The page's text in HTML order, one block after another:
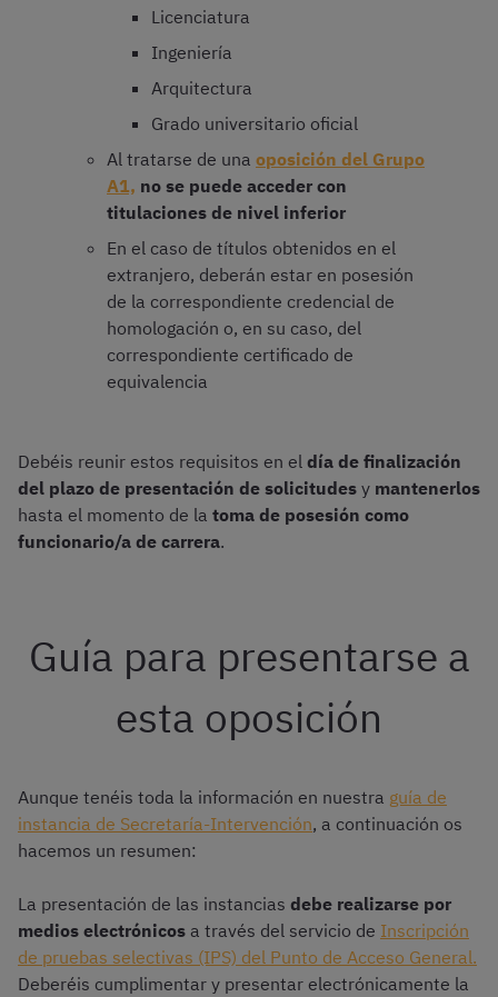
Licenciatura
Ingeniería
Arquitectura
Grado universitario oficial
Al tratarse de una oposición del Grupo
A1, no se puede acceder con
titulaciones de nivel inferior
En el caso de títulos obtenidos en el
extranjero, deberán estar en posesión
de la correspondiente credencial de
homologación o, en su caso, del
correspondiente certificado de
equivalencia
Debéis reunir estos requisitos en el día de finalización
del plazo de presentación de solicitudes y mantenerlos
hasta el momento de la toma de posesión como
funcionario/a de carrera.
Guía para presentarse a
esta oposición
Aunque tenéis toda la información en nuestra guía de
instancia de Secretaría-Intervención, a continuación os
hacemos un resumen:
La presentación de las instancias debe realizarse por
medios electrónicos a través del servicio de Inscripción
de pruebas selectivas (IPS) del Punto de Acceso General.
Deberéis cumplimentar y presentar electrónicamente la